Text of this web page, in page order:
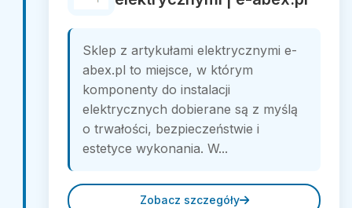
Sklep z artykułami elektrycznymi e-
abex.pl to miejsce, w którym
komponenty do instalacji
elektrycznych dobierane są z myślą
o trwałości, bezpieczeństwie i
estetyce wykonania. W...
Zobacz szczegóły